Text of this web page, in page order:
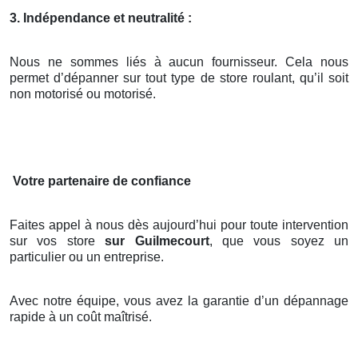
3. Indépendance et neutralité :
Nous ne sommes liés à aucun fournisseur. Cela nous
permet d’dépanner sur tout type de store roulant, qu’il soit
non motorisé ou motorisé.
Votre partenaire de confiance
Faites appel à nous dès aujourd’hui pour toute intervention
sur vos storesur Guilmecourt, que vous soyez un
particulier ou un entreprise.
Avec notre équipe, vous avez la garantie d’un dépannage
rapide à un coût maîtrisé.